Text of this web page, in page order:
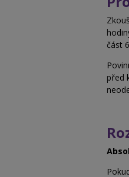
část
před